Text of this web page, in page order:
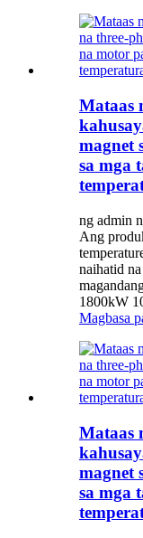
Mataas
magnet
sa mga
ng admin
Ang
naihatid
1800kW
Magbasa
Mataas
magnet
sa mga